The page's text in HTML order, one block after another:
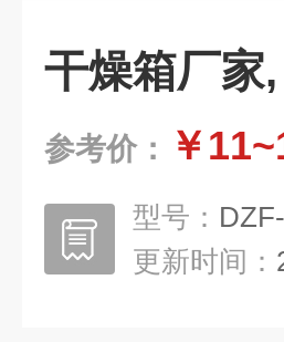
干燥箱厂家
参考价： ￥
型号：
更新时间：